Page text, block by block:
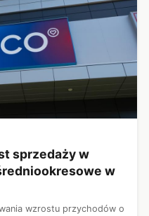
sprzedaży w
w
wzrostu przychodów o